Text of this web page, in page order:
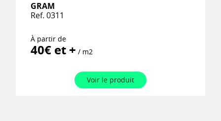
GRAM
Ref. 0311
À partir de
40€ et + / m2
Voir le produit